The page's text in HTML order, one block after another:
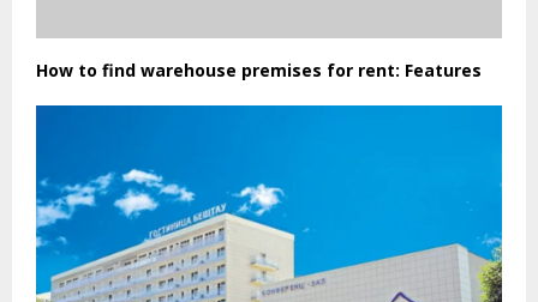
How to find warehouse premises for rent: Features